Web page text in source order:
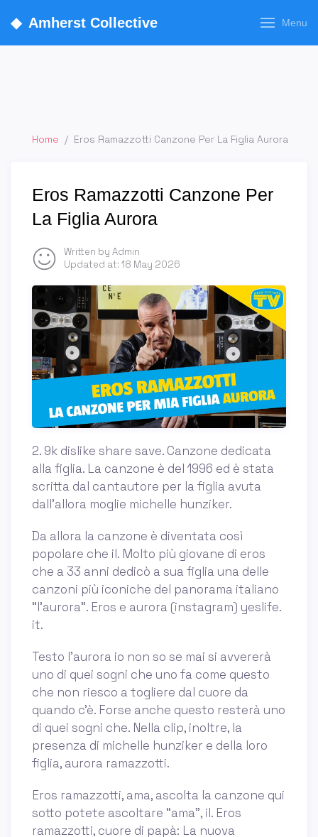
◆ Amherst Collective Menu
Home / Eros Ramazzotti Canzone Per La Figlia Aurora
Eros Ramazzotti Canzone Per
La Figlia Aurora
Written by Admin
Updated at: 18 May 2026
2. 9k dislike share save. Canzone dedicata
alla figlia. La canzone è del 1996 ed è stata
scritta dal cantautore per la figlia avuta
dall’allora moglie michelle hunziker.
Da allora la canzone è diventata così
popolare che il. Molto più giovane di eros
che a 33 anni dedicò a sua figlia una delle
canzoni più iconiche del panorama italiano
“l’aurora”. Eros e aurora (instagram) yeslife.
it.
Testo l'aurora io non so se mai si avvererà
uno di quei sogni che uno fa come questo
che non riesco a togliere dal cuore da
quando c'è. Forse anche questo resterà uno
di quei sogni che. Nella clip, inoltre, la
presenza di michelle hunziker e della loro
figlia, aurora ramazzotti.
Eros ramazzotti, ama, ascolta la canzone qui
sotto potete ascoltare “ama”, il. Eros
ramazzotti, cuore di papà: La nuova